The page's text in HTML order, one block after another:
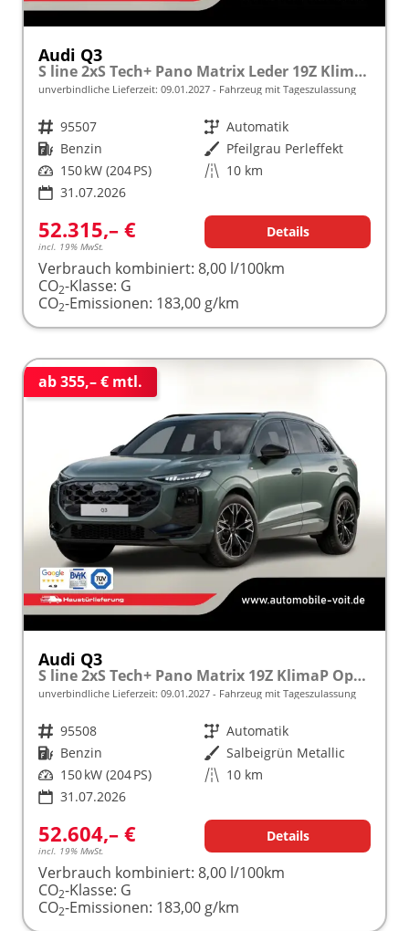
Audi Q3
S line 2xS Tech+ Pano Matrix Leder 19Z KlimaP
unverbindliche Lieferzeit: 09.01.2027 Fahrzeug mit Tageszulassung
Fahrzeugnr. 95507 Getriebe Automatik
Kraftstoff Benzin Außenfarbe Pfeilgrau Perleffekt
Leistung 150 kW (204 PS) Kilometerstand 10 km
31.07.2026
52.315,– €
incl. 19% MwSt.
Details
Verbrauch kombiniert: 8,00 l/100km
CO2-Klasse: G
CO2-Emissionen: 183,00 g/km
ab 355,– € mtl.
Audi Q3
S line 2xS Tech+ Pano Matrix 19Z KlimaP OptikP
unverbindliche Lieferzeit: 09.01.2027 Fahrzeug mit Tageszulassung
Fahrzeugnr. 95508 Getriebe Automatik
Kraftstoff Benzin Außenfarbe Salbeigrün Metallic
Leistung 150 kW (204 PS) Kilometerstand 10 km
31.07.2026
52.604,– €
incl. 19% MwSt.
Details
Verbrauch kombiniert: 8,00 l/100km
CO2-Klasse: G
CO2-Emissionen: 183,00 g/km